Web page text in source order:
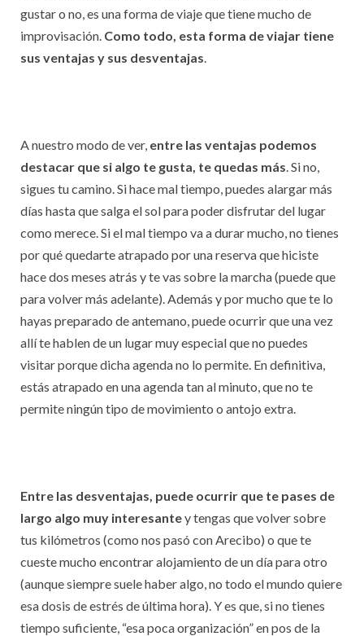
gustar o no, es una forma de viaje que tiene mucho de
improvisación. Como todo, esta forma de viajar tiene
sus ventajas y sus desventajas
A nuestro modo de ver, entre las ventajas podemos
destacar que si algo te gusta, te quedas más . Si no,
sigues tu camino. Si hace mal tiempo, puedes alargar más
días hasta que salga el sol para poder disfrutar del lugar
como merece. Si el mal tiempo va a durar mucho, no tienes
por qué quedarte atrapado por una reserva que hiciste
hace dos meses atrás y te vas sobre la marcha (puede que
para volver más adelante). Además y por mucho que te lo
hayas preparado de antemano, puede ocurrir que una vez
allí te hablen de un lugar muy especial que no puedes
visitar porque dicha agenda no lo permite. En definitiva,
estás atrapado en una agenda tan al minuto, que no te
permite ningún tipo de movimiento o antojo extra.
Entre las desventajas, puede ocurrir que te pases de
largo algo muy interesantey tengas que volver sobre
tus kilómetros (como nos pasó con Arecibo) o que te
cueste mucho encontrar alojamiento de un día para otro
(aunque siempre suele haber algo, no todo el mundo quiere
esa dosis de estrés de última hora). Y es que, si no tienes
tiempo suficiente, “esa poca organización” en pos de la